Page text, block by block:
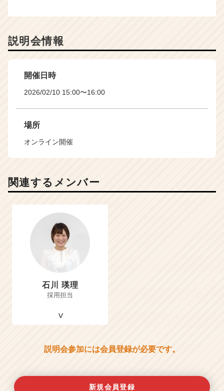
説明会情報
開催日時
2026/02/10 15:00〜16:00
場所
オンライン開催
関連するメンバー
石川 瑛理
採用担当
説明会参加には会員登録が必要です。
新規会員登録